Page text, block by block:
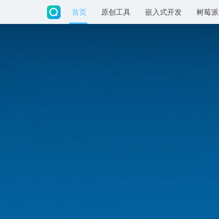
首页 原创工具 嵌入式开发 树莓派